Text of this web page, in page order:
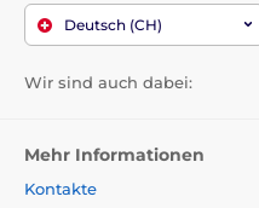
Deutsch (CH)
Wir sind auch dabei:
Mehr Informationen
Kontakte